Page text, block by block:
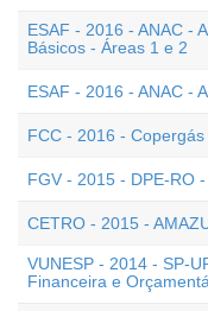
ESAF - 2016 - ANAC -
Básicos - Áreas 1 e 2
ESAF - 2016 - ANAC -
FCC - 2016 -
FGV - 2015 - DPE-RO
CETRO - 2015 -
VUNESP - 2014 - SP-
Financeira e